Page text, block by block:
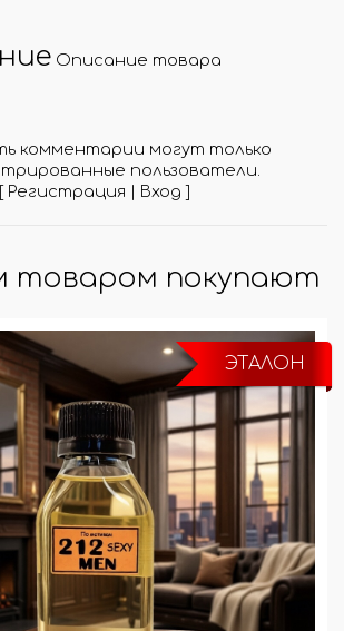
Описание товара
комментарии могут только
пользователи.
[ Регистрация | Вход ]
товаром покупают
ЭТАЛОН